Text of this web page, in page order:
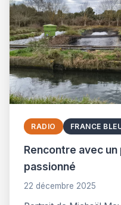
RADIO FRANCE
Rencontre avec
passionné
22 décembre 2025